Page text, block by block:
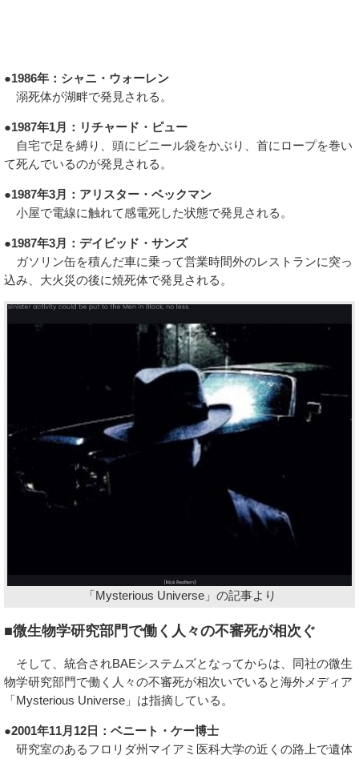
●1986年：シャニ・ウォーレン
溺死体が湖畔で発見される。
●1987年1月：リチャード・ピュー
自宅で足を縛り、頭にビニール袋をかぶり、首にロープを巻い
て死んでいるのが発見される。
●1987年3月：アリスター・ベックマン
小屋で電線に触れて感電死した状態で発見される。
●1987年3月：デイビッド・サンズ
ガソリン缶を積んだ車に乗って営業時間外のレストランに突っ
込み、大火災の後に焼死体で発見される。
「Mysterious Universe」の記事より
■微生物学研究部門で働く人々の不審死が相次ぐ
そして、統合されBAEシステムズとなってからは、同社の微生
物学研究部門で働く人々の不審死が相次いでいると海外メディア
「Mysterious Universe」は指摘している。
●2001年11月12日：ベニート・ケー博士
研究室のあるフロリダ州マイアミ医科大学の近くの路上で遺体